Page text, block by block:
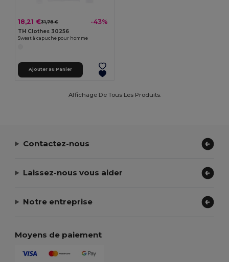
18,21 €31,78 € -43%
TH Clothes 30256
Sweat à capuche pour homme
Ajouter au Panier
Affichage De Tous Les Produits.
Contactez-nous
Laissez-nous vous aider
Notre entreprise
Moyens de paiement